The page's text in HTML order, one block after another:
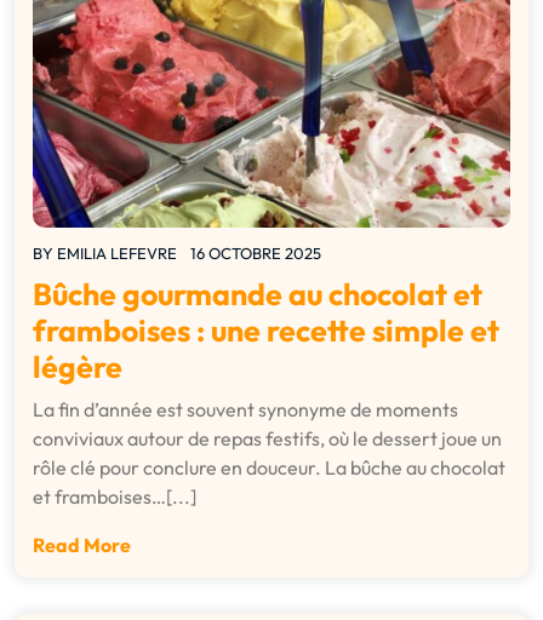
BY EMILIA LEFEVRE 16 OCTOBRE 2025
Bûche gourmande au chocolat et
framboises : une recette simple et
légère
La fin d’année est souvent synonyme de moments
conviviaux autour de repas festifs, où le dessert joue un
rôle clé pour conclure en douceur. La bûche au chocolat
et framboises…[...]
Read More